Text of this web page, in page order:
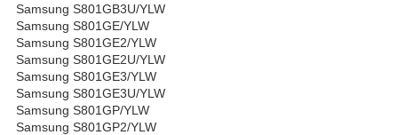
Samsung S801GB3U/YLW
Samsung S801GE/YLW
Samsung S801GE2/YLW
Samsung S801GE2U/YLW
Samsung S801GE3/YLW
Samsung S801GE3U/YLW
Samsung S801GP/YLW
Samsung S801GP2/YLW